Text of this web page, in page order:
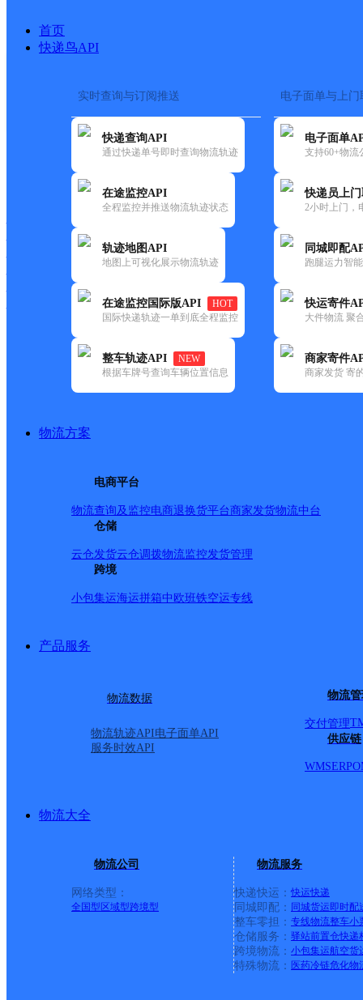
首页
快递鸟API
实时查询与订阅推送
快递查询API
通过快递单号即时查询物流轨迹
在途监控API
全程监控并推送物流轨迹状态
轨迹地图API
地图上可视化展示物流轨迹
在途监控国际版API
HOT
国际快递轨迹一单到底全程监控
整车轨迹API
NEW
根据车牌号查询车辆位置信息
电子面单与上门
电子面单
支持60+物流
快递员上
2小时上门，
同城即配
跑腿运力智
快运寄件
大件物流 聚
商家寄件
商家发货 寄
物流方案
电商平台
物流查询及监控电商退换货平台商家发货物流中台
仓储
云仓发货云仓调拨物流监控发货管理
跨境
小包集运海运拼箱中欧班铁空运专线
产品服务
物流数据
物流轨迹API电子面单API
服务时效API
物流
交付管理
供应链
WMSERP
物流大全
物流公司
网络类型：
全国型 区域型跨境型
物流服务
快递快运： 快运快递
同城即配： 同城货运即时配
整车零担： 专线物流整车小
仓储服务： 驿站前置仓快递
跨境物流： 小包集运航空货
特殊物流： 医药冷链危化物
快递大全 > 快递网点
快递大全 快运大全
网点筛选
已选
韵达速递(61) 中通快递(5)
武胜县,广安市,快递网点
广安武胜网点
极兔速递
创业路仓储物流中心C2
派送范围:详情
顺丰速运 更多号码地址
派送范围:全境
详情